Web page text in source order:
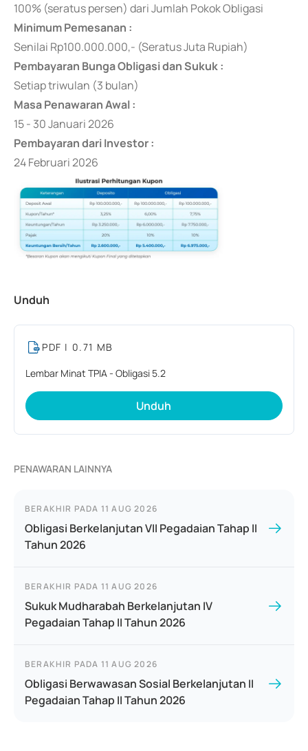
100% (seratus persen) dari Jumlah Pokok Obligasi
Minimum Pemesanan :
Senilai Rp100.000.000,- (Seratus Juta Rupiah)
Pembayaran Bunga Obligasi dan Sukuk :
Setiap triwulan (3 bulan)
Masa Penawaran Awal :
15 - 30 Januari 2026
Pembayaran dari Investor :
24 Februari 2026
Unduh
PDF | 0.71 MB
Lembar Minat TPIA - Obligasi 5.2
Unduh
PENAWARAN LAINNYA
BERAKHIR PADA 11 AUG 2026
Obligasi Berkelanjutan VII Pegadaian Tahap II
Tahun 2026
BERAKHIR PADA 11 AUG 2026
Sukuk Mudharabah Berkelanjutan IV
Pegadaian Tahap II Tahun 2026
BERAKHIR PADA 11 AUG 2026
Obligasi Berwawasan Sosial Berkelanjutan II
Pegadaian Tahap II Tahun 2026